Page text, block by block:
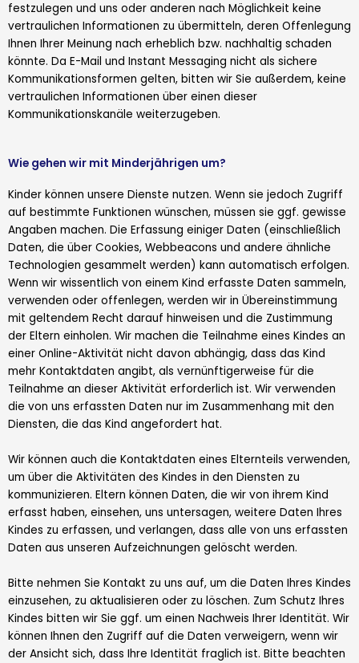
festzulegen und uns oder anderen nach Möglichkeit keine
vertraulichen Informationen zu übermitteln, deren Offenlegung
Ihnen Ihrer Meinung nach erheblich bzw. nachhaltig schaden
könnte. Da E-Mail und Instant Messaging nicht als sichere
Kommunikationsformen gelten, bitten wir Sie außerdem, keine
vertraulichen Informationen über einen dieser
Kommunikationskanäle weiterzugeben.
Wie gehen wir mit Minderjährigen um?
Kinder können unsere Dienste nutzen. Wenn sie jedoch Zugriff
auf bestimmte Funktionen wünschen, müssen sie ggf. gewisse
Angaben machen. Die Erfassung einiger Daten (einschließlich
Daten, die über Cookies, Webbeacons und andere ähnliche
Technologien gesammelt werden) kann automatisch erfolgen.
Wenn wir wissentlich von einem Kind erfasste Daten sammeln,
verwenden oder offenlegen, werden wir in Übereinstimmung
mit geltendem Recht darauf hinweisen und die Zustimmung
der Eltern einholen. Wir machen die Teilnahme eines Kindes an
einer Online-Aktivität nicht davon abhängig, dass das Kind
mehr Kontaktdaten angibt, als vernünftigerweise für die
Teilnahme an dieser Aktivität erforderlich ist. Wir verwenden
die von uns erfassten Daten nur im Zusammenhang mit den
Diensten, die das Kind angefordert hat.
Wir können auch die Kontaktdaten eines Elternteils verwenden,
um über die Aktivitäten des Kindes in den Diensten zu
kommunizieren. Eltern können Daten, die wir von ihrem Kind
erfasst haben, einsehen, uns untersagen, weitere Daten Ihres
Kindes zu erfassen, und verlangen, dass alle von uns erfassten
Daten aus unseren Aufzeichnungen gelöscht werden.
Bitte nehmen Sie Kontakt zu uns auf, um die Daten Ihres Kindes
einzusehen, zu aktualisieren oder zu löschen. Zum Schutz Ihres
Kindes bitten wir Sie ggf. um einen Nachweis Ihrer Identität. Wir
können Ihnen den Zugriff auf die Daten verweigern, wenn wir
der Ansicht sich, dass Ihre Identität fraglich ist. Bitte beachten